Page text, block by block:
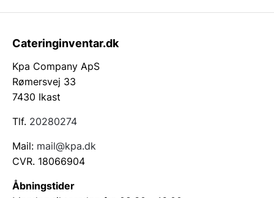
Cateringinventar.dk
Kpa Company ApS
Rømersvej 33
7430 Ikast
Tlf. 20280274
Mail: mail@kpa.dk
CVR. 18066904
Åbningstider